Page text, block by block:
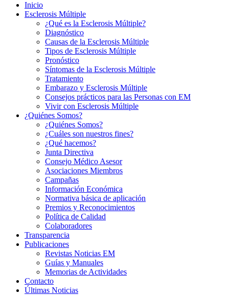
Inicio
Esclerosis Múltiple
¿Qué es la Esclerosis Múltiple?
Diagnóstico
Causas de la Esclerosis Múltiple
Tipos de Esclerosis Múltiple
Pronóstico
Síntomas de la Esclerosis Múltiple
Tratamiento
Embarazo y Esclerosis Múltiple
Consejos prácticos para las Personas con EM
Vivir con Esclerosis Múltiple
¿Quiénes Somos?
¿Quiénes Somos?
¿Cuáles son nuestros fines?
¿Qué hacemos?
Junta Directiva
Consejo Médico Asesor
Asociaciones Miembros
Campañas
Información Económica
Normativa básica de aplicación
Premios y Reconocimientos
Política de Calidad
Colaboradores
Transparencia
Publicaciones
Revistas Noticias EM
Guías y Manuales
Memorias de Actividades
Contacto
Últimas Noticias